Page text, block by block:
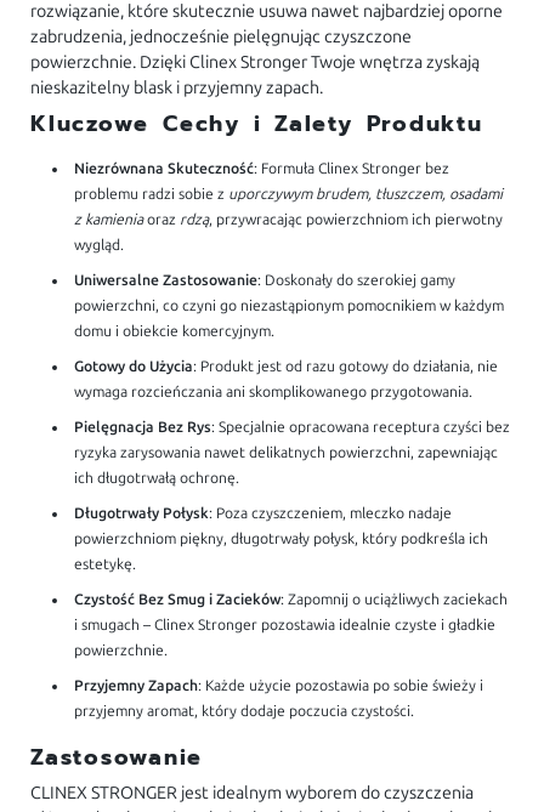
rozwiązanie, które skutecznie usuwa nawet najbardziej oporne
zabrudzenia, jednocześnie pielęgnując czyszczone
powierzchnie. Dzięki Clinex Stronger Twoje wnętrza zyskają
nieskazitelny blask i przyjemny zapach.
Kluczowe Cechy i Zalety Produktu
Niezrównana Skuteczność: Formuła Clinex Stronger bez
problemu radzi sobie z uporczywym brudem, tłuszczem, osadami
z kamieniaoraz rdzą, przywracając powierzchniom ich pierwotny
wygląd.
Uniwersalne Zastosowanie: Doskonały do szerokiej gamy
powierzchni, co czyni go niezastąpionym pomocnikiem w każdym
domu i obiekcie komercyjnym.
Gotowy do Użycia: Produkt jest od razu gotowy do działania, nie
wymaga rozcieńczania ani skomplikowanego przygotowania.
Pielęgnacja Bez Rys: Specjalnie opracowana receptura czyści bez
ryzyka zarysowania nawet delikatnych powierzchni, zapewniając
ich długotrwałą ochronę.
Długotrwały Połysk: Poza czyszczeniem, mleczko nadaje
powierzchniom piękny, długotrwały połysk, który podkreśla ich
estetykę.
Czystość Bez Smug i Zacieków: Zapomnij o uciążliwych zaciekach
i smugach – Clinex Stronger pozostawia idealnie czyste i gładkie
powierzchnie.
Przyjemny Zapach: Każde użycie pozostawia po sobie świeży i
przyjemny aromat, który dodaje poczucia czystości.
Zastosowanie
CLINEX STRONGER jest idealnym wyborem do czyszczenia